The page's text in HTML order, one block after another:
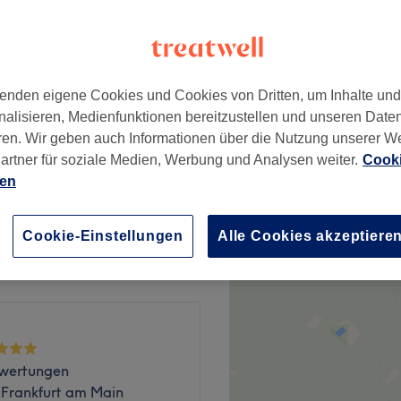
ab 11 €
am Main
eigene Cookies und Cookies von Dritten, um Inhalte
Medienfunktionen bereitzustellen und unseren
Wir geben auch Informationen über die Nutzung unserer
für soziale Medien, Werbung und Analysen weiter.
Cookie-Einstellungen Alle Cookies akzeptieren